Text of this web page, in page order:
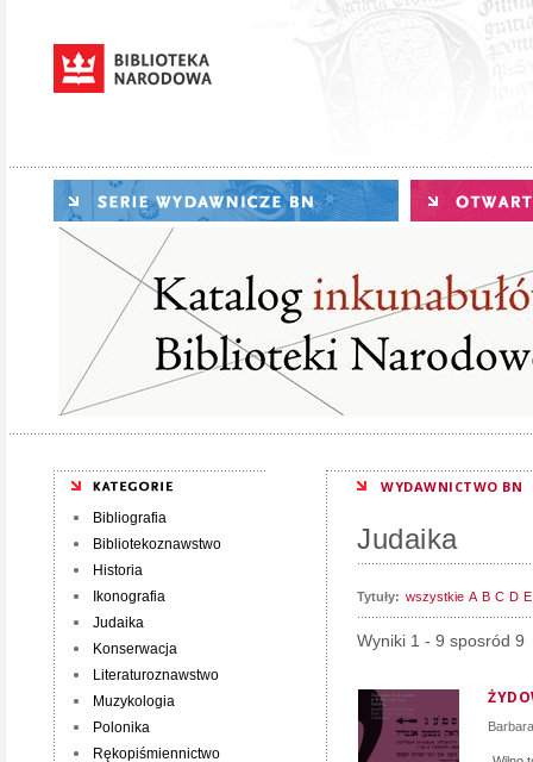
Bibliografia
Bibliotekoznawstwo
Historia
Ikonografia
Judaika
Konserwacja
Literaturoznawstwo
Muzykologia
Polonika
Rękopiśmiennictwo
WYDAWNICTWO BN
Judaika
Tytuły: wszystkie A B C D E
Wyniki 1 - 9 sposród 9